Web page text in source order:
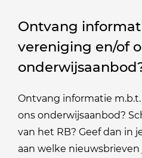
Ontvang
vereniging en/of
Ontvang informatie
ons onderwijsaanbod?
van het RB? Geef dan in
aan welke